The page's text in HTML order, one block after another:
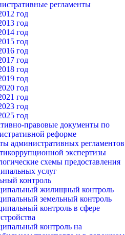
регламенты
год
год
год
год
год
год
год
год
год
год
год
год
правовые документы по
реформе
административных регламентов
экспертизы
схемы предоставления
услуг
контроль
жилищный контроль
земельный контроль
контроль в сфере
контроль на